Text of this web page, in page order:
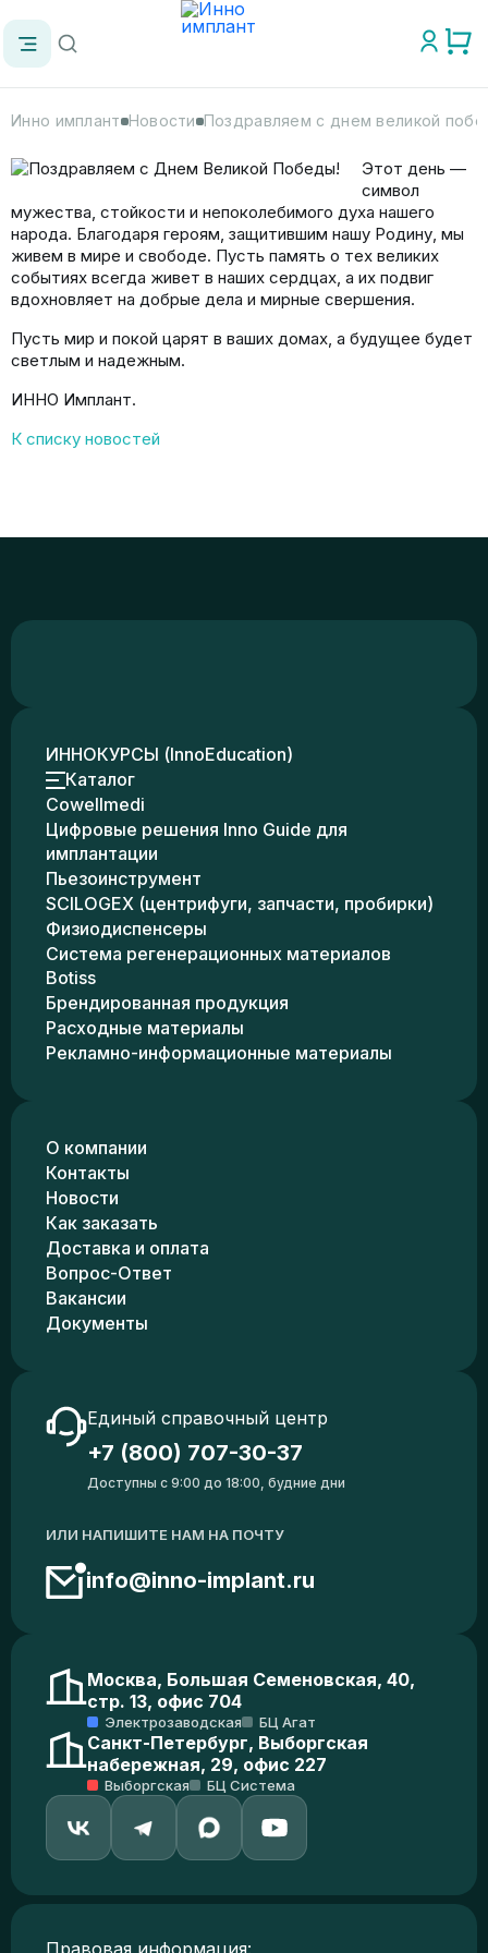
Инно имплант Новости Поздравляем с днем великой
Этот день —
символ
мужества, стойкости и непоколебимого духа нашего
народа. Благодаря героям, защитившим нашу Родину, мы
живем в мире и свободе. Пусть память о тех великих
событиях всегда живет в наших сердцах, а их подвиг
вдохновляет на добрые дела и мирные свершения.
Пусть мир и покой царят в ваших домах, а будущее будет
светлым и надежным.
ИННО Имплант.
К списку новостей
ИННОКУРСЫ (InnoEducation)
Каталог
Cowellmedi
Цифровые решения Inno Guide для
имплантации
Пьезоинструмент
SCILOGEX (центрифуги, запчасти, пробирки)
Физиодиспенсеры
Система регенерационных материалов
Botiss
Брендированная продукция
Расходные материалы
Рекламно-информационные материалы
О компании
Контакты
Новости
Как заказать
Доставка и оплата
Вопрос-Ответ
Вакансии
Документы
Единый справочный центр
+7 (800) 707-30-37
Доступны с 9:00 до 18:00, будние дни
ИЛИ НАПИШИТЕ НАМ НА ПОЧТУ
info@inno-implant.ru
Москва, Большая Семеновская, 40,
стр. 13, офис 704
Электрозаводская БЦ Агат
Санкт-Петербург, Выборгская
набережная, 29, офис 227
Выборгская БЦ Система
Правовая информация: